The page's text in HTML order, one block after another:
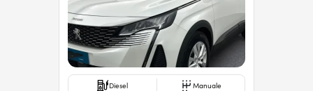
Diesel Manuale